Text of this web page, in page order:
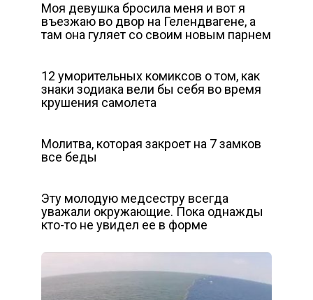
Моя девушка бросила меня и вот я
въезжаю во двор на Гелендвагене, а
там она гуляет со своим новым парнем
12 уморительных комиксов о том, как
знаки зодиака вели бы себя во время
крушения самолета
Молитва, которая закроет на 7 замков
все беды
Эту молодую медсестру всегда
уважали окружающие. Пока однажды
кто-то не увидел ее в форме